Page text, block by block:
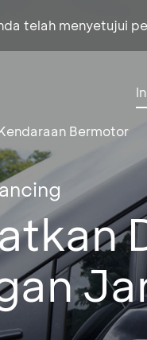
telah menyetujui
Bermotor